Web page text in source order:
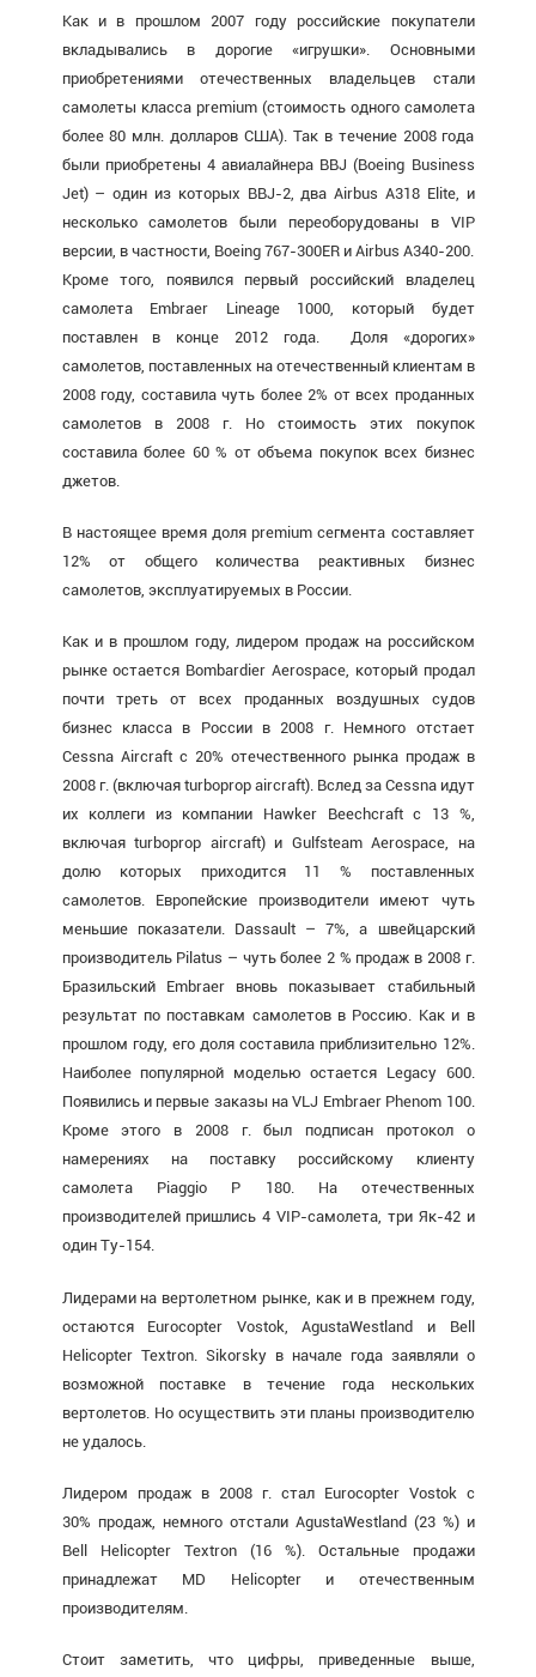
Как и в прошлом 2007 году российские покупатели
вкладывались в дорогие «игрушки». Основными
приобретениями отечественных владельцев стали
самолеты класса premium (стоимость одного самолета
более 80 млн. долларов США). Так в течение 2008 года
были приобретены 4 авиалайнера BBJ (Boeing Business
Jet) – один из которых BBJ-2, два Airbus A318 Elite, и
несколько самолетов были переоборудованы в VIP
версии, в частности, Boeing 767-300ER и Airbus A340-200.
Кроме того, появился первый российский владелец
самолета Embraer Lineage 1000, который будет
поставлен в конце 2012 года. Доля «дорогих»
самолетов, поставленных на отечественный клиентам в
2008 году, составила чуть более 2% от всех проданных
самолетов в 2008 г. Но стоимость этих покупок
составила более 60 % от объема покупок всех бизнес
джетов.
В настоящее время доля premium сегмента составляет
12% от общего количества реактивных бизнес
самолетов, эксплуатируемых в России.
Как и в прошлом году, лидером продаж на российском
рынке остается Bombardier Aerospace, который продал
почти треть от всех проданных воздушных судов
бизнес класса в России в 2008 г. Немного отстает
Cessna Aircraft c 20% отечественного рынка продаж в
2008 г. (включая turboprop aircraft). Вслед за Cessna идут
их коллеги из компании Hawker Beechcraft с 13 %,
включая turboprop aircraft) и Gulfsteam Aerospace, на
долю которых приходится 11 % поставленных
самолетов. Европейские производители имеют чуть
меньшие показатели. Dassault – 7%, а швейцарский
производитель Pilatus – чуть более 2 % продаж в 2008 г.
Бразильский Embraer вновь показывает стабильный
результат по поставкам самолетов в Россию. Как и в
прошлом году, его доля составила приблизительно 12%.
Наиболее популярной моделью остается Legacy 600.
Появились и первые заказы на VLJ Embraer Phenom 100.
Кроме этого в 2008 г. был подписан протокол о
намерениях на поставку российскому клиенту
самолета Piaggio P 180. На отечественных
производителей пришлись 4 VIP-самолета, три Як-42 и
один Ту-154.
Лидерами на вертолетном рынке, как и в прежнем году,
остаются Eurocopter Vostok, AgustaWestland и Bell
Helicopter Textron. Sikorsky в начале года заявляли о
возможной поставке в течение года нескольких
вертолетов. Но осуществить эти планы производителю
не удалось.
Лидером продаж в 2008 г. стал Eurocopter Vostok с
30% продаж, немного отстали AgustaWestland (23 %) и
Bell Helicopter Textron (16 %). Остальные продажи
принадлежат MD Helicopter и отечественным
производителям.
Стоит заметить, что цифры, приведенные выше,